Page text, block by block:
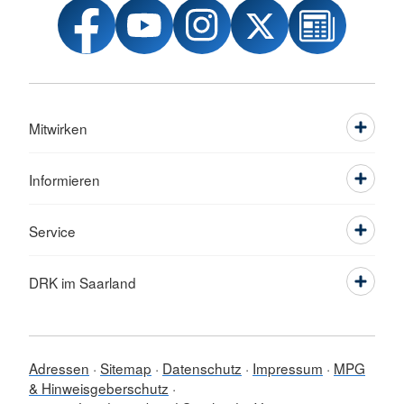
Mitwirken
Informieren
Service
DRK im Saarland
Adressen Sitemap Datenschutz Impressum
MPG
& Hinweisgeberschutz